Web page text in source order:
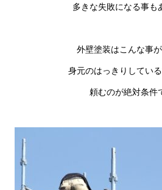
多きな失敗になる事も
外壁塗装はこんな事
身元のはっきりしてい
頼むのが絶対条件